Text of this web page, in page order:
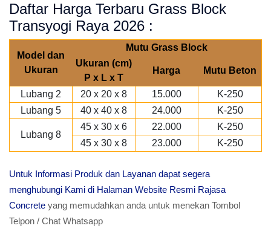
Daftar Harga Terbaru Grass Block
Transyogi Raya 2026 :
Model dan
Ukuran
Mutu Grass Block
Ukuran (cm)
P x L x T
Harga Mutu Beton
Lubang 2 20 x 20 x 8 15.000
K-250
Lubang 5
40 x 40 x 8 24.000 K-250
Lubang 8
45 x 30 x 6 22.000
K-250
45 x 30 x 8
23.000 K-250
Untuk Informasi Produk dan Layanan dapat segera
menghubungi Kami di Halaman Website Resmi Rajasa
Concrete yang memudahkan anda untuk menekan Tombol
Telpon / Chat Whatsapp